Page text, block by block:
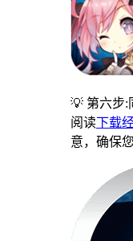
💡 第六步:
阅读下载
意，确保